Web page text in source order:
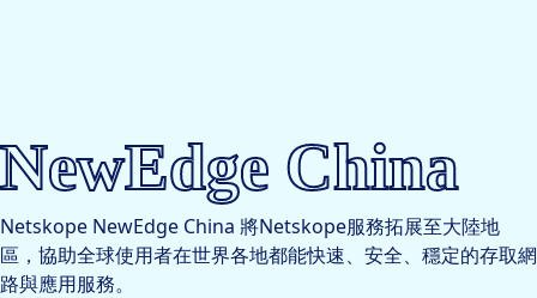
NewEdge China
Netskope NewEdge China 將Netskope服務拓展至大陸地
區，協助全球使用者在世界各地都能快速、安全、穩定的存取網
路與應用服務。